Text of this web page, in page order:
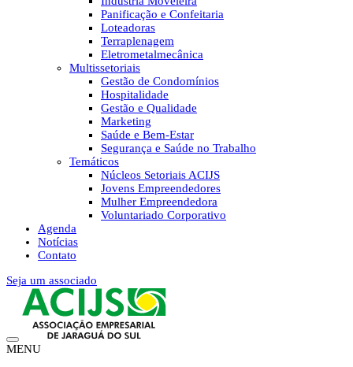
Panificação e Confeitaria
Loteadoras
Terraplenagem
Eletrometalmecânica
Multissetoriais
Gestão de Condomínios
Hospitalidade
Gestão e Qualidade
Marketing
Saúde e Bem-Estar
Segurança e Saúde no Trabalho
Temáticos
Núcleos Setoriais ACIJS
Jovens Empreendedores
Mulher Empreendedora
Voluntariado Corporativo
Agenda
Notícias
Contato
Seja um associado
MENU